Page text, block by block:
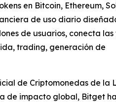
en Bitcoin, Ethereum,
de uso diario
de usuarios, conecta las
trading, generación de
de Criptomonedas de la
de impacto global, Bitget